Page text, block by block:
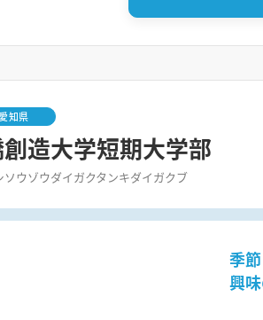
愛知県
造大学短期大学部
ソウゾウダイガクタンキダイガクブ
季
興